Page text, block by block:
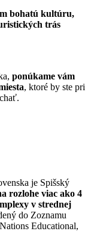
bohatú kultúru,
trás
ponúkame vám
, ktoré by ste pri
je Spišský
rozlohe viac ako 4
v strednej
do Zoznamu
Educational,